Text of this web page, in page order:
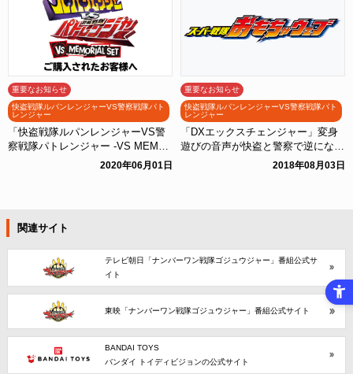
重要なお知らせ
快盗戦隊ルパンレンジャーVS警察戦隊パト
レンジャー
「快盗戦隊ルパンレンジャーVS警
察戦隊パトレンジャー -VS MEMO
RIAL SET-」を購入された方へ
2020年06月01日
重要なお知らせ
快盗戦隊ルパンレンジャーVS警察戦隊パト
レンジャー
「DXエックスチェンジャー」変身
遊びの音声が快盗と警察で逆になっ
てしまう場合について2018年08月03日
関連サイト
テレビ朝日「ナンバーワン戦隊ゴジュウジャー」番組公式サ
イト
東映「ナンバーワン戦隊ゴジュウジャー」番組公式サイト
BANDAI TOYS
バンダイ トイディビジョンの公式サイト